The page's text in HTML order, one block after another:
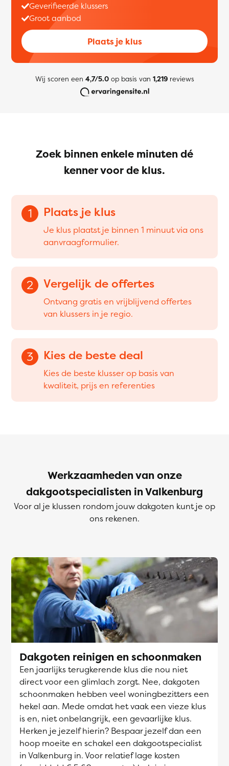
Geverifieerde klussers
Groot aanbod
Plaats je klus
Wij scoren een 4,7/5.0op basis van 1,219reviews
Zoek binnen enkele minuten dé
kenner voor de klus.
1 Plaats je klus
Je klus plaatst je binnen 1 minuut via ons
aanvraagformulier.
2 Vergelijk de offertes
Ontvang gratis en vrijblijvend offertes
van klussers in je regio.
3 Kies de beste deal
Kies de beste klusser op basis van
kwaliteit, prijs en referenties
Werkzaamheden van onze
dakgootspecialisten in Valkenburg
Voor al je klussen rondom jouw dakgoten kunt je op
ons rekenen.
Dakgoten reinigen en schoonmaken
Een jaarlijks terugkerende klus die nou niet
direct voor een glimlach zorgt. Nee, dakgoten
schoonmaken hebben veel woningbezitters een
hekel aan. Mede omdat het vaak een vieze klus
is en, niet onbelangrijk, een gevaarlijke klus.
Herken je jezelf hierin? Bespaar jezelf dan een
hoop moeite en schakel een dakgootspecialist
in Valkenburg in. Voor relatief lage kosten